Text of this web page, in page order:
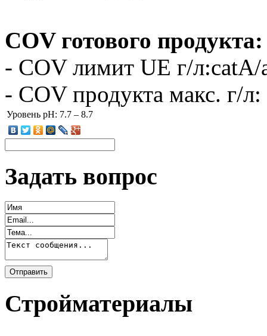
COV готового продукта:
- COV лимит UE г/
- COV продукта макс. г/л:
Уровень pH: 7.7 – 8.7
Задать вопрос
Стройматериалы